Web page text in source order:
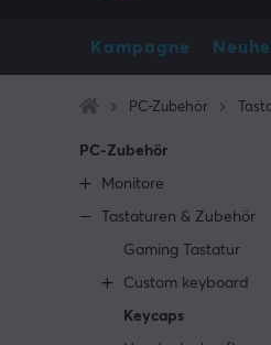
Kampagne
PC-Zubehör
PC-Zubehör
Monitore
Tastaturen & Zubehör
Gaming Tastatur
Custom keyboard
Keycaps